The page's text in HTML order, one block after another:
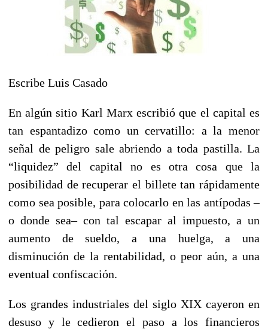
Escribe Luis Casado
En algún sitio Karl Marx escribió que el capital es
tan espantadizo como un cervatillo: a la menor
señal de peligro sale abriendo a toda pastilla. La
“liquidez” del capital no es otra cosa que la
posibilidad de recuperar el billete tan rápidamente
como sea posible, para colocarlo en las antípodas –
o donde sea– con tal escapar al impuesto, a un
aumento de sueldo, a una huelga, a una
disminución de la rentabilidad, o peor aún, a una
eventual confiscación.
Los grandes industriales del siglo XIX cayeron en
desuso y le cedieron el paso a los financieros